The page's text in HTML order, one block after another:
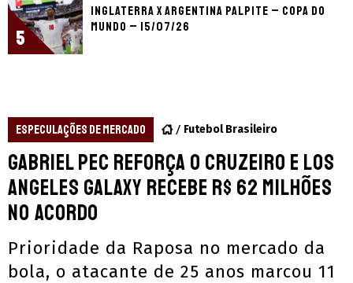
5
Inglaterra x Argentina palpite – Copa do
Mundo – 15/07/26
ESPECULAÇÕES DE MERCADO Futebol Brasileiro
Gabriel Pec reforça o Cruzeiro e Los
Angeles Galaxy recebe R$ 62 milhões
no acordo
Prioridade da Raposa no mercado da
bola, o atacante de 25 anos marcou 11